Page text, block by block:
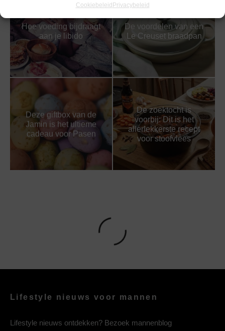
CookiebeleidPrivacybeleid
Hoe voeding bijdraagt
aan je libido
De voordelen van een
Le Creuset braadpan
Deze giftbox van de
Jamin is het ultieme
cadeau voor Pasen
De zoektocht is
voorbij: Dit is het
allerlekkerste recept
voor stoofvlees
Lifestyle nieuws voor mannen
Lifestyle nieuws ontdekken? Bezoek mannenblog